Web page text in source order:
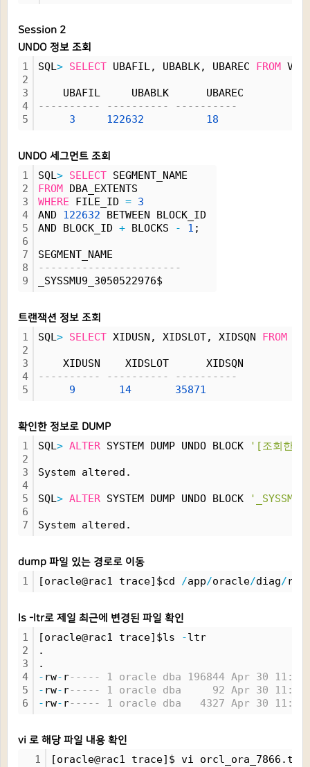
Session 2
UNDO 정보 조회
1
2
3
4
5
SQL> SELECT UBAFIL, UBABLK, UBAREC FROM
UBAFIL     UBABLK      UBAREC
---------- ---------- ----------
3
122632 18
UNDO 세그먼트 조회
1
2
3
4
5
6
7
8
9
SQL> SELECT SEGMENT_NAME
FROM DBA_EXTENTS
WHERE FILE_ID = 3
AND 122632 BETWEEN BLOCK_ID
AND BLOCK_ID + BLOCKS - 1 ;
SEGMENT_NAME
-----------------------
_SYSSMU9_3050522976$
트랜잭션 정보 조회
1
2
3
4
5
SQL> SELECT XIDUSN, XIDSLOT, XIDSQN FROM
XIDUSN    XIDSLOT      XIDSQN
---------- ---------- ----------
9
14 35871
확인한 정보로 DUMP
1
2
3
4
5
6
7
SQL> ALTER SYSTEM DUMP UNDO BLOCK '[조회한
System altered.
SQL> ALTER SYSTEM DUMP UNDO BLOCK
System altered.
dump 파일 있는 경로로 이동
1 [oracle@rac1 trace]$cd /app/oracle/diag/
ls -ltr로 제일 최근에 변경된 파일 확인
1
2
3
4
5
6
[oracle@rac1 trace]$ls -ltr
.
.
- rw- r----- 1 oracle dba 196844 Apr 30
- rw- r----- 1 oracle dba     92 Apr 30
- rw- r----- 1 oracle dba   4327 Apr 30
vi 로 해당 파일 내용 확인
1
[oracle@rac1 trace]$ vi orcl_ora_7866.trc